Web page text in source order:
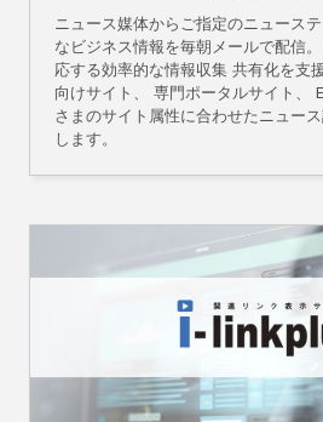
ニュース媒体からご指定のニュース
なビジネス情報を毎朝メールで配信
応する効率的な情報収集 共有化を支
向けサイト、 専門ポータルサイト、
さまのサイト属性に合わせたニュー
します。